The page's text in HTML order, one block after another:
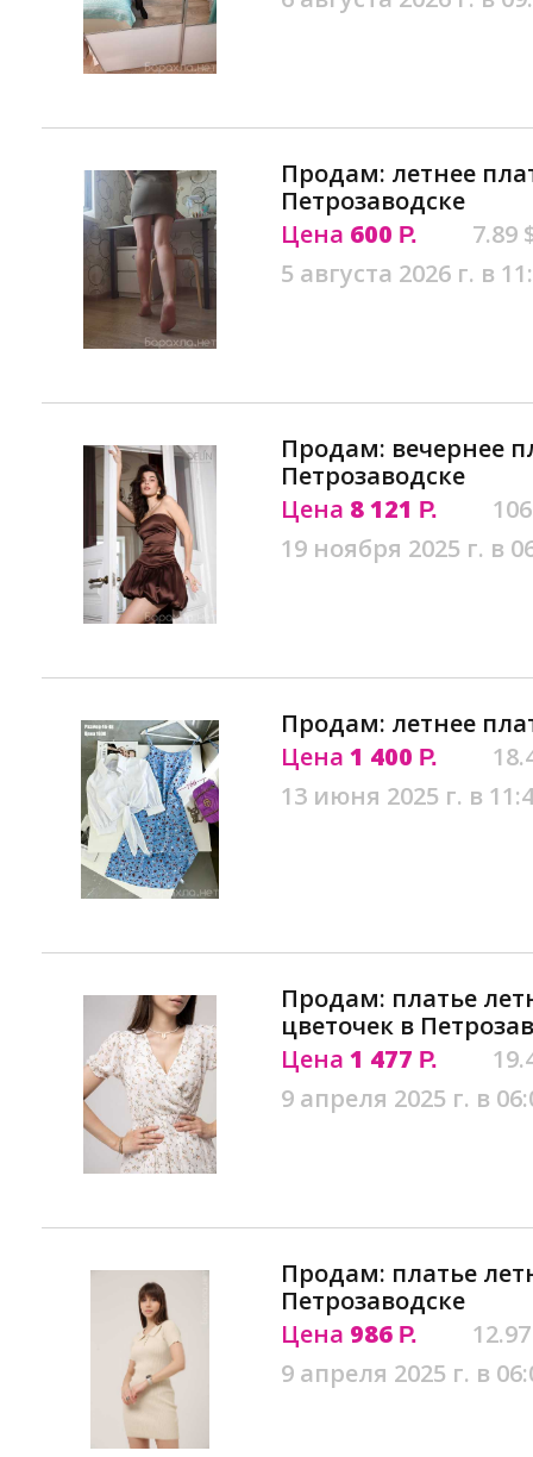
Продам: летнее
Петрозаводске
Цена 600 Р.
7.89
5 августа 2026 г. в
Продам: вечернее
Петрозаводске
Цена 8 121 Р.
19 ноября 2025 г. в
Продам: летнее
Цена 1 400 Р.
13 июня 2025 г. в
Продам: платье
цветочек в
Цена 1 477 Р.
9 апреля 2025 г. в
Продам: платье
Петрозаводске
Цена 986 Р.
9 апреля 2025 г. в